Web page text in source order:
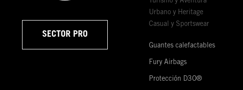
SECTOR PRO
Urbano y Heritage
Casual y Sportswear
Guantes calefactables
Fury Airbags
Protección D3O®